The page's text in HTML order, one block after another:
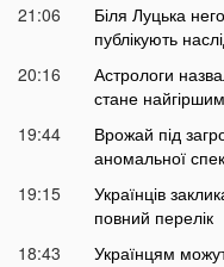
21:06
Біля Луцька
публікують
20:16
Астрологи
стане
19:44
Врожай під
аномальної
19:15
Українців
повний перелік
18:43
Українцям